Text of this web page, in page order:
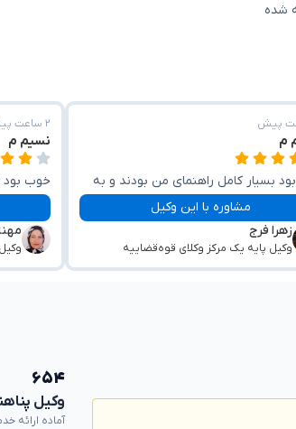
شده
م
بسیار کامل راهنمای من بودند و به
کردند 🙏🏼💖
مشاوره با این وکیل
زهرا فرج
وکیل پایه یک مرکز وکلای قوه‌قضاییه
۲ ساعت پیش
نسیم م
خوب بود
۶۵۴
وکیل
آماده ارائه